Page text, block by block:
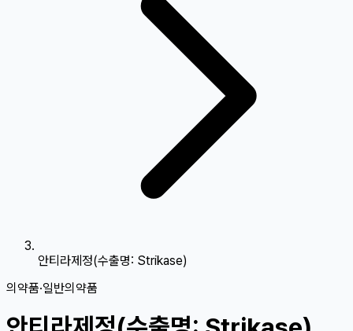
안티라제정(수출명: Strikase)
의약품·일반의약품